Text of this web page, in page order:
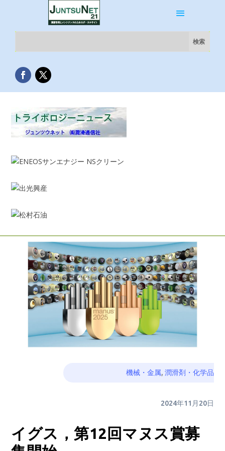
機械・金属, 潤滑剤・化学品
2024年11月20日
イグス，第12回マヌス賞募